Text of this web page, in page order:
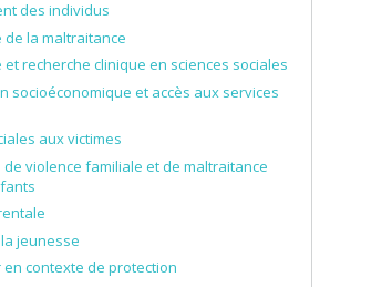
des individus
de la maltraitance
et recherche clinique en sciences sociales
socioéconomique et accès aux services
aux victimes
de violence familiale et de maltraitance
jeunesse
contexte de protection